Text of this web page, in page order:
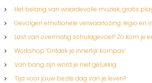
Het belang van waardevolle muziek, gratis
Gevolgen emotionele verwaarlozing: legio en
Last van overmatig schuldgevoel? Zo kom je
Workshop ‘Ontdek je innerlijk kompas’
Van bang zijn word je niet gelukkig
Tijd voor jouw beste dag van je leven?